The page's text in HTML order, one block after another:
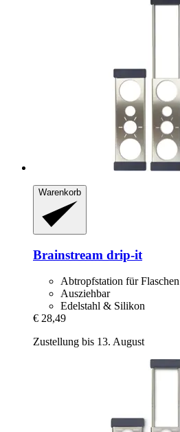
Warenkorb
Brainstream drip-​it
Abtropfstation für Flaschen
Ausziehbar
Edelstahl & Silikon
€ 28,49
Zustellung bis 13. August